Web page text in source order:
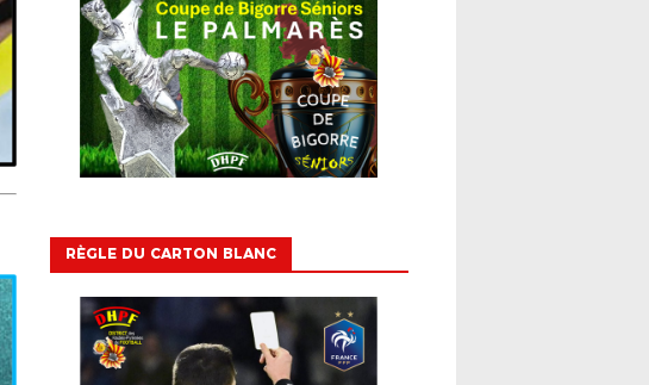
RÈGLE DU CARTON BLANC